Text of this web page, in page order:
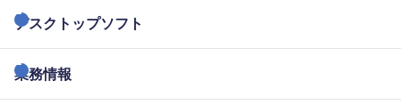
デスクトップソフト
業務情報